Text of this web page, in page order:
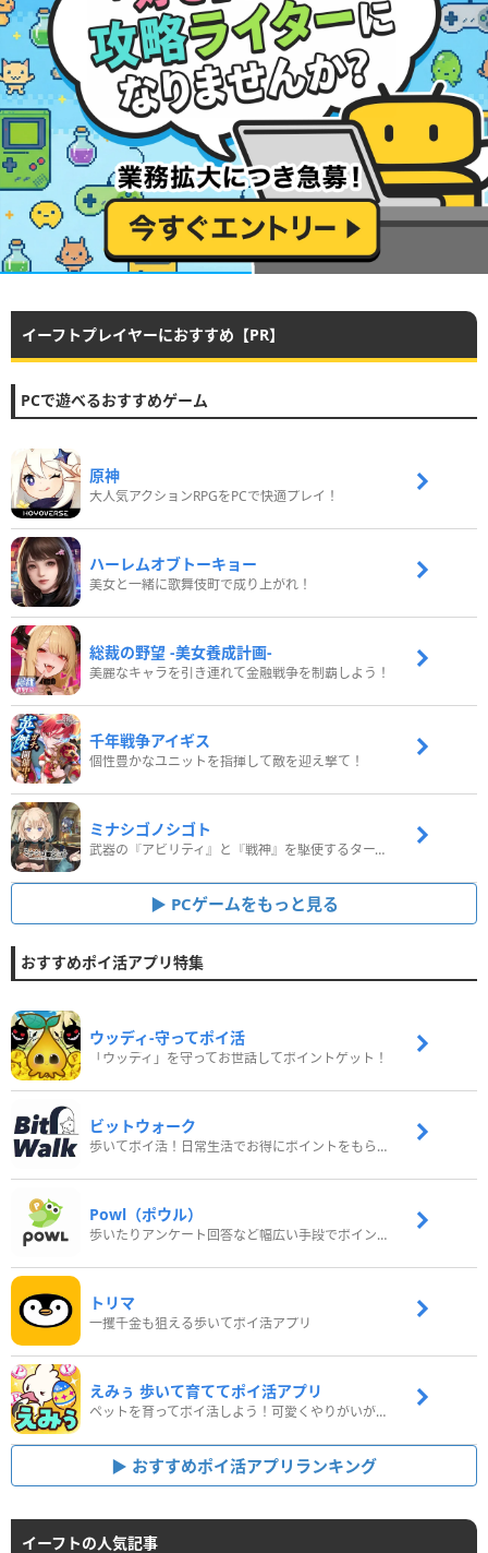
イーフトプレイヤーにおすすめ【PR】
PCで遊べるおすすめゲーム
原神
大人気アクションRPGをPCで快適プレイ！
ハーレムオブトーキョー
美女と一緒に歌舞伎町で成り上がれ！
総裁の野望 -美女養成計画-
美麗なキャラを引き連れて金融戦争を制覇しよう！
千年戦争アイギス
個性豊かなユニットを指揮して敵を迎え撃て！
ミナシゴノシゴト
武器の『アビリティ』と『戦神』を駆使するターン制コマンドバトルRPG！
PCゲームをもっと見る
おすすめポイ活アプリ特集
ウッディ‐守ってポイ活
「ウッディ」を守ってお世話してポイントゲット！
ビットウォーク
歩いてポイ活！日常生活でお得にポイントをもらおう
Powl（ポウル）
歩いたりアンケート回答など幅広い手段でポイントをゲット
トリマ
一攫千金も狙える歩いてポイ活アプリ
えみぅ 歩いて育ててポイ活アプリ
ペットを育ってポイ活しよう！可愛くやりがいがある新感覚アプリ
おすすめポイ活アプリランキング
イーフトの人気記事